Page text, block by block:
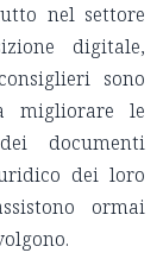
nel settore
digitale,
sono
migliorare le
documenti
dei loro
ormai